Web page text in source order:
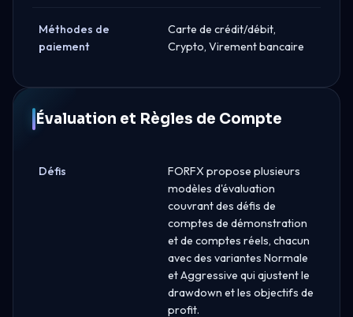
Méthodes de
paiement
Carte de crédit/débit,
Crypto, Virement bancaire
Évaluation et Règles de Compte
Défis
FORFX propose plusieurs
modèles d'évaluation
couvrant des défis de
comptes de démonstration
et de comptes réels, chacun
avec des variantes Normale
et Aggressive qui ajustent le
drawdown et les objectifs de
profit.